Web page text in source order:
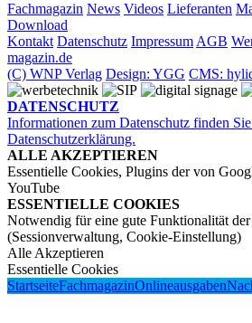
Fachmagazin News Videos Lieferanten
Download
Kontakt Datenschutz ImpressumAGB
magazin.de
(C) WNP Verlag Design: YGG CMS:
DATENSCHUTZ
Informationen zum Datenschutz finden
Datenschutzerklärung.
ALLE AKZEPTIEREN
Essentielle Cookies, Plugins der von
YouTube
ESSENTIELLE COOKIES
Notwendig für eine gute Funktionalität der
(Sessionverwaltung, Cookie-Einstellung)
Alle Akzeptieren
Essentielle Cookies
StartseiteFachmagazinOnlineausgaben